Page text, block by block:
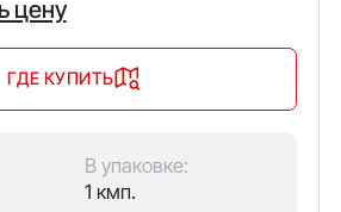
цену
ГДЕ КУПИТЬ
В упаковке:
1 кмп.